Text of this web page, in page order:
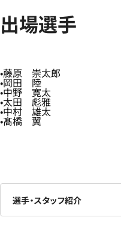
出場選手
藤原 崇太郎
岡田 陸
中野 寛太
太田 彪雅
中村 雄太
髙橋 翼
選手・スタッフ紹介